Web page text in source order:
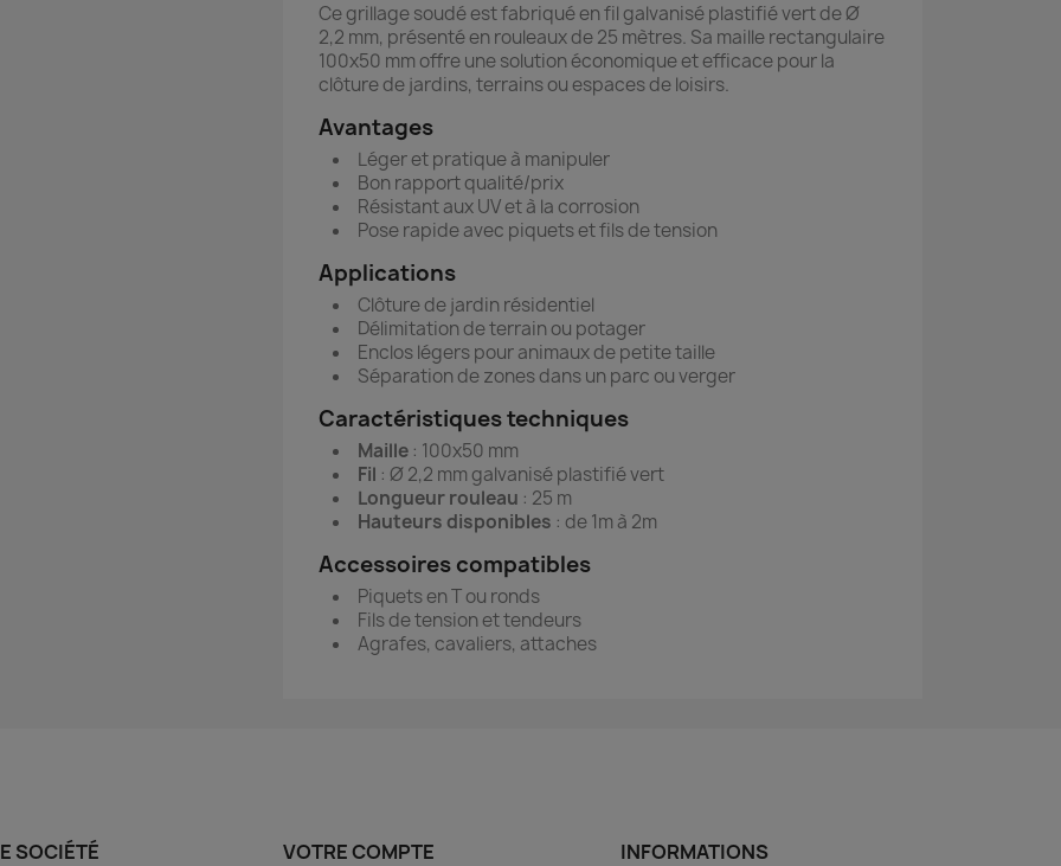
Ce grillage soudé est fabriqué en fil galvanisé plastifié vert de Ø
2,2 mm, présenté en rouleaux de 25 mètres. Sa maille rectangulaire
100x50 mm offre une solution économique et efficace pour la
clôture de jardins, terrains ou espaces de loisirs.
Avantages
Léger et pratique à manipuler
Bon rapport qualité/prix
Résistant aux UV et à la corrosion
Pose rapide avec piquets et fils de tension
Applications
Clôture de jardin résidentiel
Délimitation de terrain ou potager
Enclos légers pour animaux de petite taille
Séparation de zones dans un parc ou verger
Caractéristiques techniques
Maille : 100x50 mm
Fil : Ø 2,2 mm galvanisé plastifié vert
Longueur rouleau : 25 m
Hauteurs disponibles : de 1m à 2m
Accessoires compatibles
Piquets en T ou ronds
Fils de tension et tendeurs
Agrafes, cavaliers, attaches
SOCIÉTÉ VOTRE COMPTE INFORMATIONS